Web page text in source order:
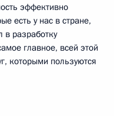
эффективно
есть у нас в стране,
разработку
главное, всей этой
которыми пользуются